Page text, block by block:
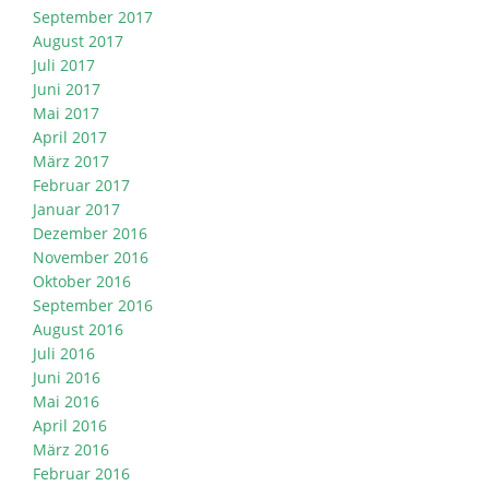
September 2017
August 2017
Juli 2017
Juni 2017
Mai 2017
April 2017
März 2017
Februar 2017
Januar 2017
Dezember 2016
November 2016
Oktober 2016
September 2016
August 2016
Juli 2016
Juni 2016
Mai 2016
April 2016
März 2016
Februar 2016